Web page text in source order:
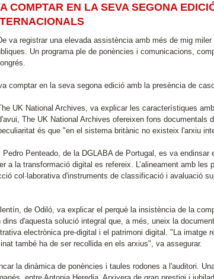
COMPTAR EN LA SEVA SEGONA
va registrar una elevada assistència amb més de mig
Un programa ple de ponències i comunicacions,
comptar en la seva segona edició amb la presència de
UK National Archives, va explicar les característiques
The UK National Archives ofereixen fons
és que "en el sistema britànic no existeix l'arxiu
Pedro Penteado, de la DGLABA de Portugal, es va
a la transformació digital es refereix. L’alineament amb
col·laborativa d'instruments de classificació i avaluació
de Odiló, va explicar el perquè la insistència de la
dins d'aquesta solució integral que, a més, uneix la
electrònica pre-digital i el patrimoni digital. "La
també ha de ser recollida en els arxius", va assegurar.
la dinàmica de ponències i taules rodones a l'auditori.